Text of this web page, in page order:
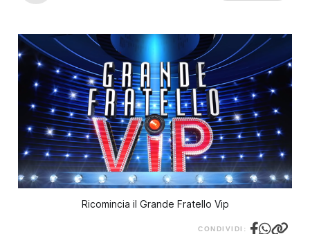
Ricomincia il Grande Fratello Vip
CONDIVIDI: